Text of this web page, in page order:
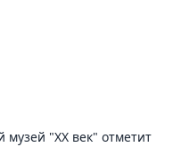
музей "ХХ век" отметит